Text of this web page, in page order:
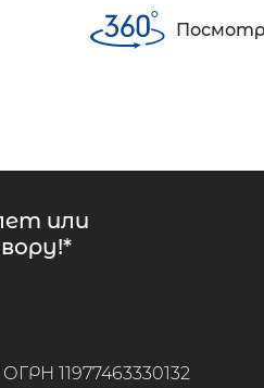
или
11977463330132